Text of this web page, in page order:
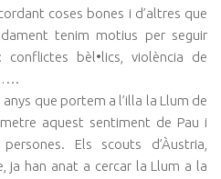
coses bones i d’altres que
tenim motius per seguir
bèl•lics, violència de
….
que portem a l’illa la Llum de
aquest sentiment de Pau i
Els scouts d’Àustria,
ja han anat a cercar la Llum a la